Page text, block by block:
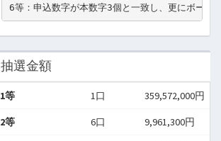
6等：申込数字が本数字3個と一致し、更にボーナ
抽選金額
1等 1口 359,572,000円
2等 6口 9,961,300円